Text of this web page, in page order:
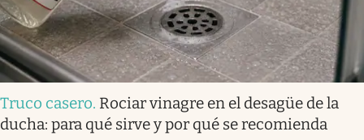
Truco casero. Rociar vinagre en el desagüe de la
ducha: para qué sirve y por qué se recomienda